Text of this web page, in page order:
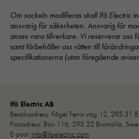
Om sockeln modifieras skall Ifö Electric
ansvarig för säkerheten. Ansvarig för
anses vara tillverkare. Vi reserverar oss
samt förbehåller oss rätten till
specifikationerna (utan föregående
Ifö Electric AB
Besöksadress: Fågel Fenix väg 12, 295 31
Postadress: Box 116, 295 22 Bromölla,
E-post: info@ifoelectric.com